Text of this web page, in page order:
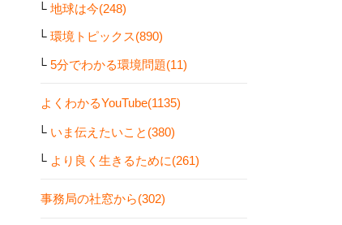
地球は今(248)
環境トピックス(890)
5分でわかる環境問題(11)
よくわかるYouTube(1135)
いま伝えたいこと(380)
より良く生きるために(261)
事務局の社窓から(302)